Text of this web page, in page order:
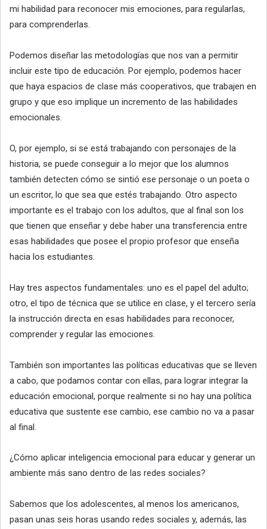
mi habilidad para reconocer mis emociones, para regularlas,
para comprenderlas.
Podemos diseñar las metodologías que nos van a permitir
incluir este tipo de educación. Por ejemplo, podemos hacer
que haya espacios de clase más cooperativos, que trabajen en
grupo y que eso implique un incremento de las habilidades
emocionales.
O, por ejemplo, si se está trabajando con personajes de la
historia, se puede conseguir a lo mejor que los alumnos
también detecten cómo se sintió ese personaje o un poeta o
un escritor, lo que sea que estés trabajando. Otro aspecto
importante es el trabajo con los adultos, que al final son los
que tienen que enseñar y debe haber una transferencia entre
esas habilidades que posee el propio profesor que enseña
hacia los estudiantes.
Hay tres aspectos fundamentales: uno es el papel del adulto;
otro, el tipo de técnica que se utilice en clase, y el tercero sería
la instrucción directa en esas habilidades para reconocer,
comprender y regular las emociones.
También son importantes las políticas educativas que se lleven
a cabo, que podamos contar con ellas, para lograr integrar la
educación emocional, porque realmente si no hay una política
educativa que sustente ese cambio, ese cambio no va a pasar
al final.
¿Cómo aplicar inteligencia emocional para educar y generar un
ambiente más sano dentro de las redes sociales?
Sabemos que los adolescentes, al menos los americanos,
pasan unas seis horas usando redes sociales y, además, las